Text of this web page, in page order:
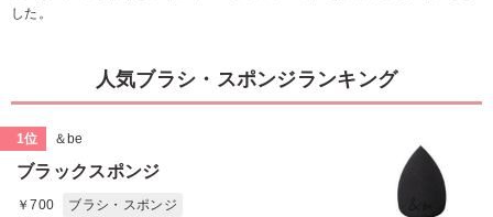
した。
人気ブラシ・スポンジランキング
1位 ＆be
ブラックスポンジ
￥700 ブラシ・スポンジ